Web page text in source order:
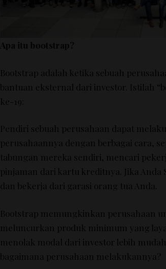
Apa itu bootstrap?
Bootstrap adalah ketika sebuah
bantuan eksternal dari investor. Istilah
ke-19:
Pendiri sebuah perusahaan dapat
perusahaannya dengan berbagai cara,
tabungan mereka sendiri, mencari
pinjaman dari kartu kreditnya. Jika Anda
dan bekerja dari garasi orang tua Anda.
Bootstrap memungkinkan perusahaan
meluncurkan produk minimum yang
menolak modal dari investor lebih
bagaimana perusahaan melakukannya?